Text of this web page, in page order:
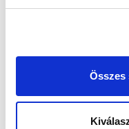
Összes